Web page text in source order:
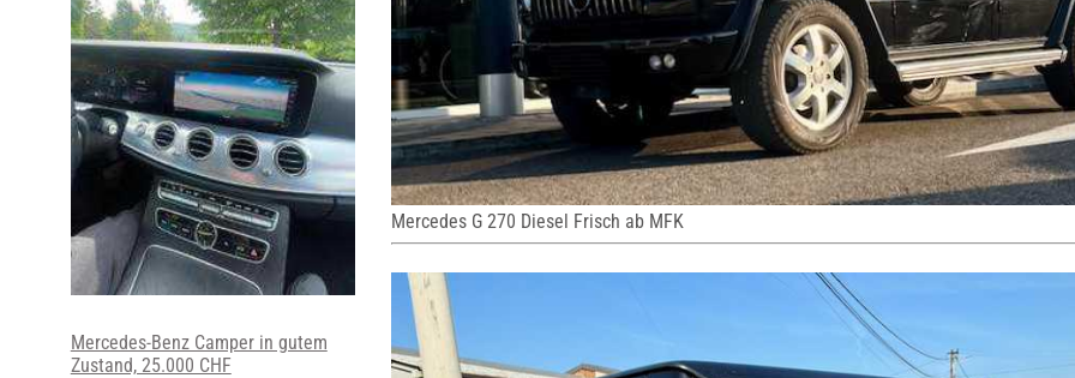
Mercedes G 270 Diesel Frisch ab MFK
Mercedes-Benz Camper in gutem
Zustand, 25.000 CHF